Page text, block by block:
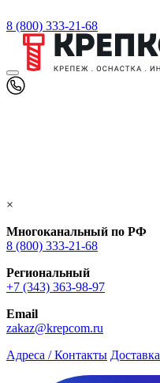
8 (800) 333-21-68
×
Многоканальный по РФ
8 (800) 333‑21-68
Региональный
+7 (343) 363-98-97
Email
zakaz@krepcom.ru
Адреса / Контакты Доставка